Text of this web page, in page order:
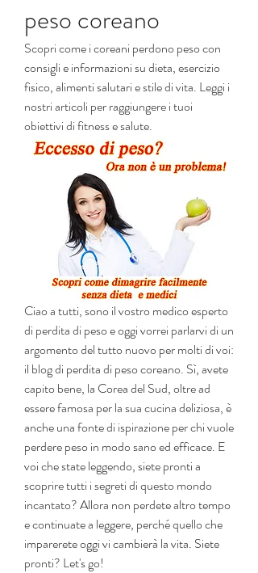
peso coreano
Scopri come i coreani perdono peso con
consigli e informazioni su dieta, esercizio
fisico, alimenti salutari e stile di vita. Leggi i
nostri articoli per raggiungere i tuoi
obiettivi di fitness e salute.
Ciao a tutti, sono il vostro medico esperto
di perdita di peso e oggi vorrei parlarvi di un
argomento del tutto nuovo per molti di voi:
il blog di perdita di peso coreano. Sì, avete
capito bene, la Corea del Sud, oltre ad
essere famosa per la sua cucina deliziosa, è
anche una fonte di ispirazione per chi vuole
perdere peso in modo sano ed efficace. E
voi che state leggendo, siete pronti a
scoprire tutti i segreti di questo mondo
incantato? Allora non perdete altro tempo
e continuate a leggere, perché quello che
imparerete oggi vi cambierà la vita. Siete
pronti? Let's go!